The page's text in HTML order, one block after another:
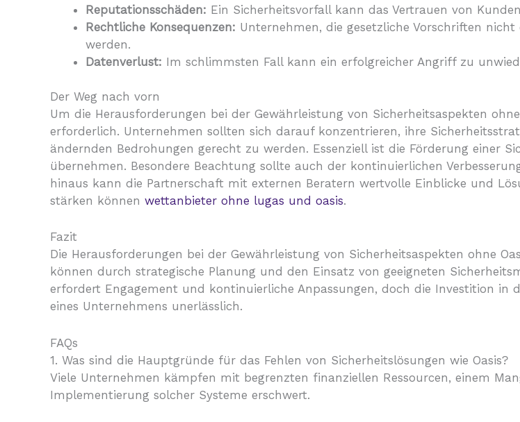
Reputationsschäden: Ein Sicherheitsvorfall kann das Vertrauen von
Rechtliche Konsequenzen: Unternehmen, die gesetzliche Vorschriften
werden.
Datenverlust: Im schlimmsten Fall kann ein erfolgreicher Angriff zu
Der Weg nach vorn
Um die Herausforderungen bei der Gewährleistung von Sicherheitsaspekten
erforderlich. Unternehmen sollten sich darauf konzentrieren, ihre
ändernden Bedrohungen gerecht zu werden. Essenziell ist die Förderung einer
übernehmen. Besondere Beachtung sollte auch der kontinuierlichen
hinaus kann die Partnerschaft mit externen Beratern wertvolle Einblicke und
stärken können wettanbieter ohne lugas und oasis.
Fazit
Die Herausforderungen bei der Gewährleistung von Sicherheitsaspekten ohne
können durch strategische Planung und den Einsatz von geeigneten
erfordert Engagement und kontinuierliche Anpassungen, doch die Investition
eines Unternehmens unerlässlich.
FAQs
1. Was sind die Hauptgründe für das Fehlen von Sicherheitslösungen wie Oasis?
Viele Unternehmen kämpfen mit begrenzten finanziellen Ressourcen, einem
Implementierung solcher Systeme erschwert.